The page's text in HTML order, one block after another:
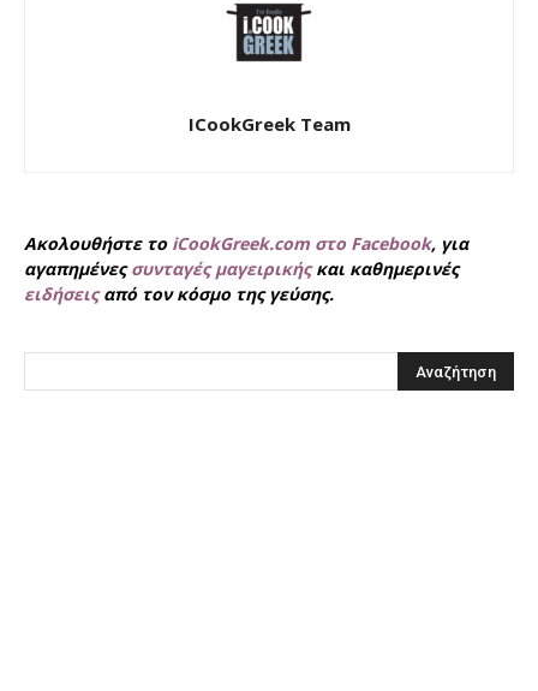
ICookGreek Team
Ακολουθήστε το iCookGreek.com στο Facebook, για
αγαπημένεςσυνταγές μαγειρικήςκαι καθημερινές
ειδήσειςαπό τον κόσμο της γεύσης.